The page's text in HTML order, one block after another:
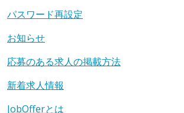
パスワード再設定
お知らせ
応募のある求人の掲載方法
新着求人情報
JobOfferとは